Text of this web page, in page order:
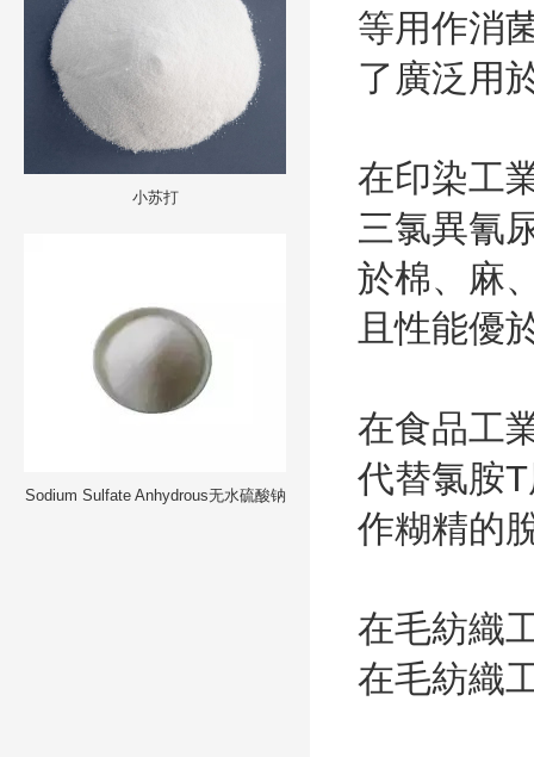
小苏打
Sodium Sulfate Anhydrous无水硫酸钠
等用作消
了廣泛用
在印染工
三氯異氰
於棉、麻
且性能優
在食品工
代替氯胺T
作糊精的
在毛紡織
在毛紡織